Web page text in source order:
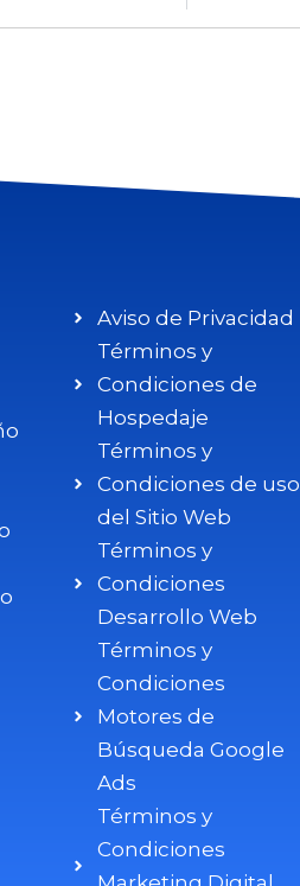
Aviso de Privacidad
Términos y
Condiciones de
Hospedaje
Términos y
Condiciones de uso
del Sitio Web
Términos y
Condiciones
Desarrollo Web
Términos y
Condiciones
Motores de
Búsqueda Google
Ads
Términos y
Condiciones